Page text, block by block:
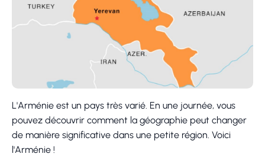
L'Arménie est un pays très varié. En une journée, vous
pouvez découvrir comment la géographie peut changer
de manière significative dans une petite région. Voici
l'Arménie !